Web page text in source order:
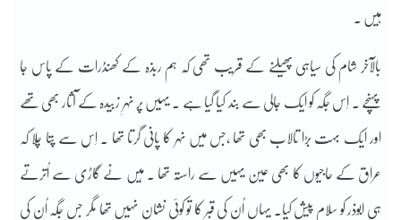
ہیں ۔
بالآخر شام کی سیاہی پھیلنے کے قریب تھی کہ ہم ربذہ کے کھنڈرات کے پاس جا
پہنچے ۔ اِس جگہ کو ایک جالی سے بند کیا گیا ہے ۔ یہیں پر نہرِ زبیدہ کے آثار بھی تھے
اور ایک بہت بڑا تالاب بھی تھا ،جس میں نہر کا پانی گرتا تھا ۔ اِس سے پتا چلا کہ
عراق کے حاجیوں کا بھی عین یہیں سے راستہ تھا ۔ مَیں نے گاڑی سے اُترتے
ہی ابوذر کو سلام پیش کیا۔ یہاں اُن کی قبر کا تو کوئی نشان نہیں تھا مگر جس جگہ اُن کی